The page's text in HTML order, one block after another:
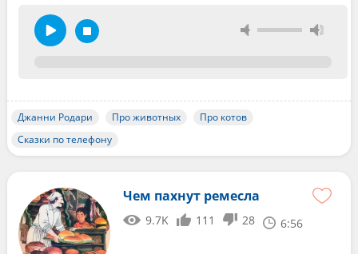
Джанни Родари Про животных
Про котов
Сказки по телефону
Чем пахнут ремесла
9.7K 111 28 6:56